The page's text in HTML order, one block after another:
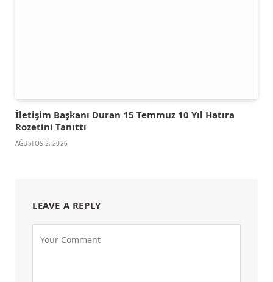
İletişim Başkanı Duran 15 Temmuz 10 Yıl Hatıra
Rozetini Tanıttı
AĞUSTOS 2, 2026
LEAVE A REPLY